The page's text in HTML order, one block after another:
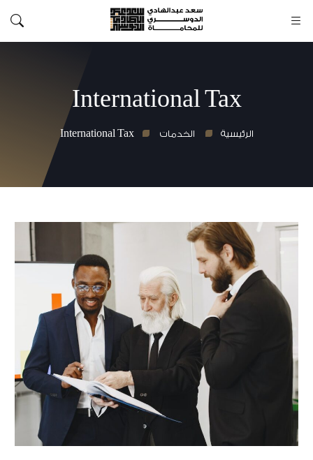
International Tax
International Tax